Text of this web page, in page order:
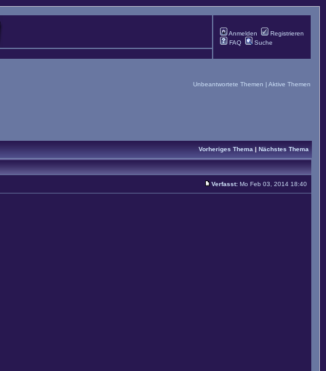
Anmelden
Registrieren
FAQ
Suche
Unbeantwortete Themen | Aktive Themen
Vorheriges Thema | Nächstes Thema
Verfasst: Mo Feb 03, 2014 18:40